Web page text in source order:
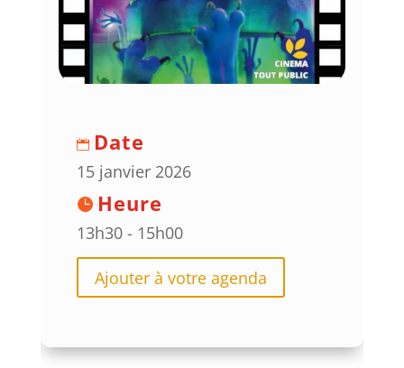
Date
15 janvier 2026
Heure
13h30 - 15h00
Ajouter à votre agenda